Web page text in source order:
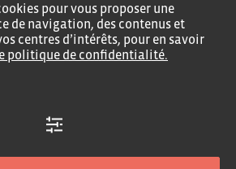
nous
Plan du site
pour vous proposer une
de navigation, des contenus et
centres d’intérêts, pour en savoir
politique de confidentialité.